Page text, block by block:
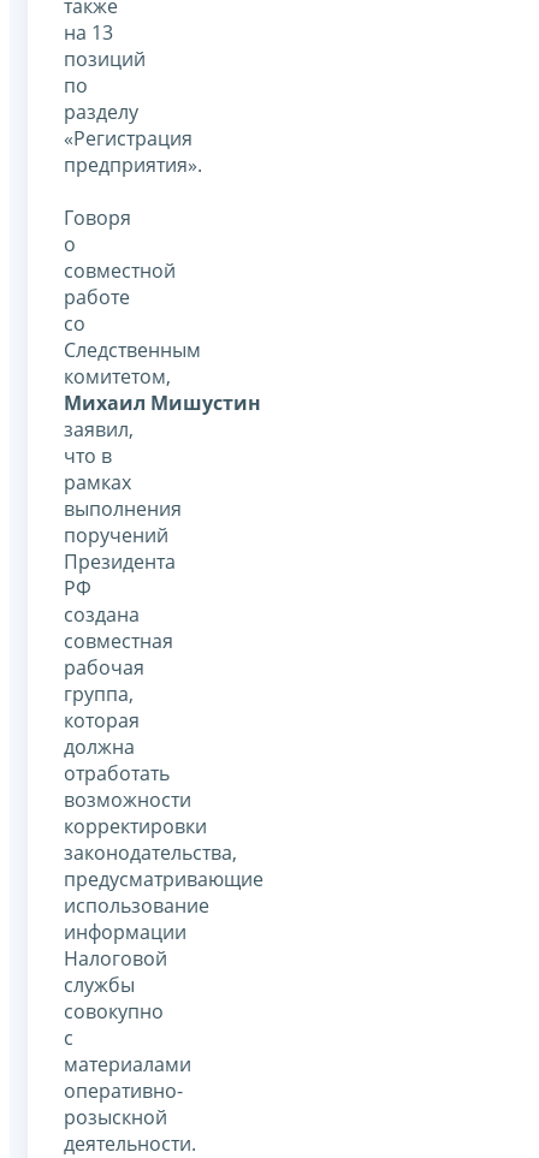
также
на 13
позиций
по
разделу
«Регистрация
предприятия».
Говоря
о
совместной
работе
со
Следственным
комитетом,
Михаил Мишустин
заявил,
что в
рамках
выполнения
поручений
Президента
РФ
создана
совместная
рабочая
группа,
которая
должна
отработать
возможности
корректировки
законодательства,
предусматривающие
использование
информации
Налоговой
службы
совокупно
с
материалами
оперативно-
розыскной
деятельности.